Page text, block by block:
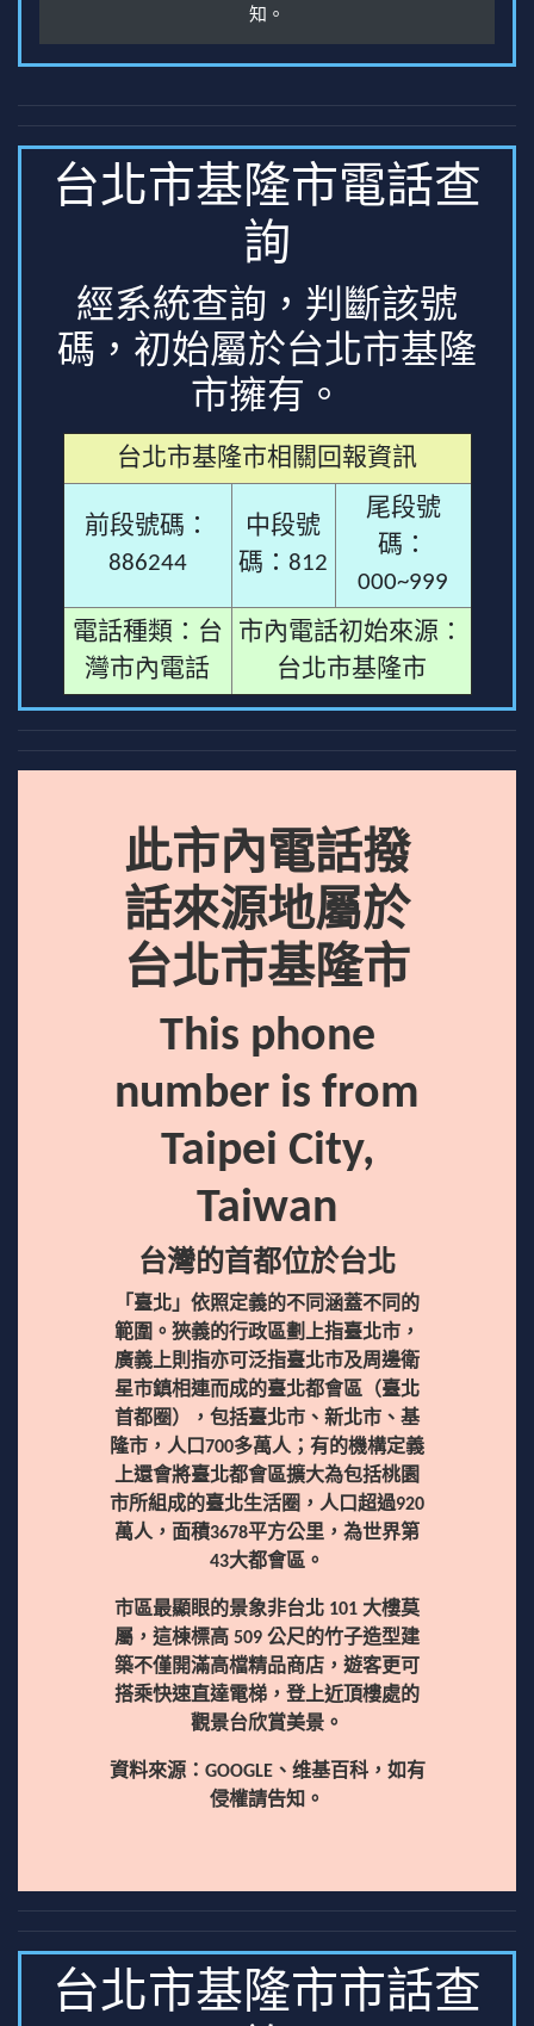
知。
台北市基隆市電話查
詢
經系統查詢，判斷該號
碼，初始屬於台北市基隆
市擁有。
台北市基隆市相關回報資訊
前段號碼：
886244
中段號
碼：812
尾段號
碼：
000~999
電話種類：台
灣市內電話
市內電話初始來源：
台北市基隆市
此市內電話撥
話來源地屬於
台北市基隆市
This phone
number is from
Taipei City,
Taiwan
台灣的首都位於台北
「臺北」依照定義的不同涵蓋不同的
範圍。狹義的行政區劃上指臺北市，
廣義上則指亦可泛指臺北市及周邊衛
星市鎮相連而成的臺北都會區（臺北
首都圈），包括臺北市、新北市、基
隆市，人口700多萬人；有的機構定義
上還會將臺北都會區擴大為包括桃園
市所組成的臺北生活圈，人口超過920
萬人，面積3678平方公里，為世界第
43大都會區。
市區最顯眼的景象非台北 101 大樓莫
屬，這棟標高 509 公尺的竹子造型建
築不僅開滿高檔精品商店，遊客更可
搭乘快速直達電梯，登上近頂樓處的
觀景台欣賞美景。
資料來源：GOOGLE、维基百科，如有
侵權請告知。
台北市基隆市市話查